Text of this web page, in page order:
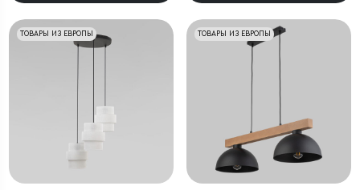
ТОВАРЫ ИЗ ЕВРОПЫ ТОВАРЫ ИЗ ЕВРОПЫ